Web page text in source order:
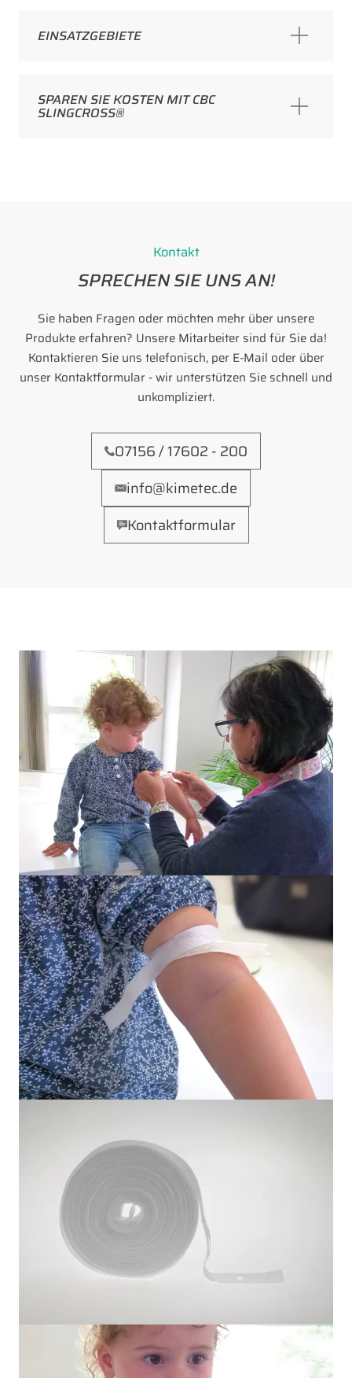
EINSATZGEBIETE
SPAREN SIE KOSTEN MIT CBC
SLINGCROSS®
Kontakt
SPRECHEN SIE UNS AN!
Sie haben Fragen oder möchten mehr über unsere
Produkte erfahren? Unsere Mitarbeiter sind für Sie da!
Kontaktieren Sie uns telefonisch, per E-Mail oder über
unser Kontaktformular - wir unterstützen Sie schnell und
unkompliziert.
07156 / 17602 - 200
info@kimetec.de
Kontaktformular